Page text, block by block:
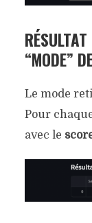
“MODE”
Le mode
Pour
avec le